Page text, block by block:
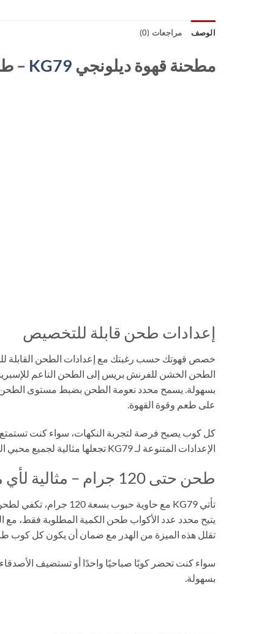
الوصف مراجعات (0)
مطحنة قهوة ديلونجي KG79
–
إعدادات طحن قابلة للتخصيص
الطحن الخشن للفرنش بريس إلى الطحن الناعم
بسهولة. يسمح محدد نعومة الطحن بضبط مستوى الطحن
على طعم وقوة القهوة.
كل كوب يصبح فرصة لتجربة النكهات، سواء كنت تستمتع
الإعدادات المتنوعة لـ KG79 تجعلها مثالية لجميع محبي القهوة، من المبتدئين إلى المحترفين.
طحن حتى 120 جرام – مثالية لأي مناسبة
يتيح محدد عدد الأكواب طحن الكمية المطلوبة فقط، مع
تقلل هذه الميزة من الهدر مع ضمان أن يكون كل كوب
بسهولة.